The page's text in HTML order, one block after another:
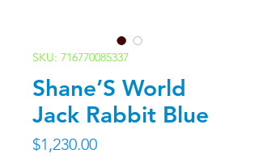
SKU: 716770085337
Shane’S World
Jack Rabbit Blue
$1,230.00Precio